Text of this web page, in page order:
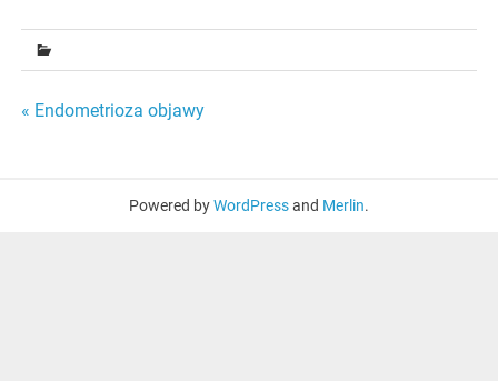
Nawigacja
« Endometrioza objawy
Powered byWordPressand Merlin.